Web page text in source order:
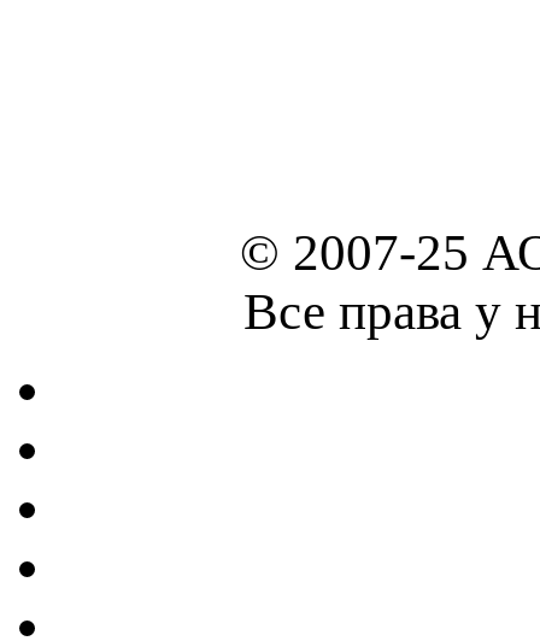
© 2007-25
Все права у